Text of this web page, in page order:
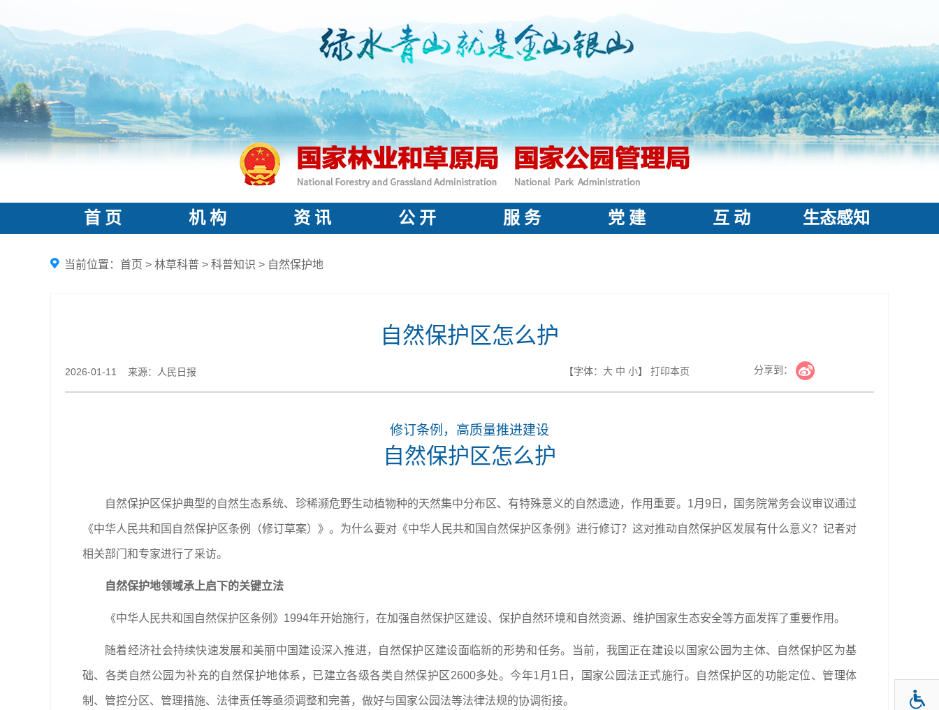
首 页 机 构 资 讯 公 开 服 务 党 建 互 动 生态感知
当前位置： 首页 > 林草科普 > 科普知识 > 自然保护地
自然保护区怎么护
2026-01-11 来源：人民日报 【字体： 大 中 小】 打印本页 分享到：
修订条例，高质量推进建设
自然保护区怎么护
自然保护区保护典型的自然生态系统、珍稀濒危野生动植物种的天然集中分布区、有特殊意义的自然遗迹，作用重要。1月9日，国务院常务会议审议通过
《中华人民共和国自然保护区条例（修订草案）》。为什么要对《中华人民共和国自然保护区条例》进行修订？这对推动自然保护区发展有什么意义？记者对
相关部门和专家进行了采访。
自然保护地领域承上启下的关键立法
《中华人民共和国自然保护区条例》1994年开始施行，在加强自然保护区建设、保护自然环境和自然资源、维护国家生态安全等方面发挥了重要作用。
随着经济社会持续快速发展和美丽中国建设深入推进，自然保护区建设面临新的形势和任务。当前，我国正在建设以国家公园为主体、自然保护区为基
础、各类自然公园为补充的自然保护地体系，已建立各级各类自然保护区2600多处。今年1月1日，国家公园法正式施行。自然保护区的功能定位、管理体
制、管控分区、管理措施、法律责任等亟须调整和完善，做好与国家公园法等法律法规的协调衔接。